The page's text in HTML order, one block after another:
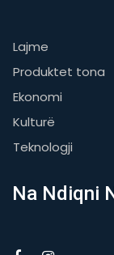
Lajme
Produktet tona
Ekonomi
Kulturë
Teknologji
Na Ndiqni